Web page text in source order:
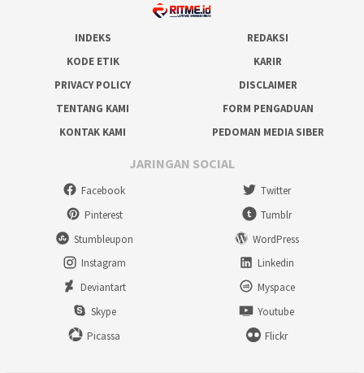
INDEKS
REDAKSI
KODE ETIK
KARIR
PRIVACY POLICY
DISCLAIMER
TENTANG KAMI
FORM PENGADUAN
KONTAK KAMI
PEDOMAN MEDIA SIBER
JARINGAN SOCIAL
Facebook
Twitter
Pinterest
Tumblr
Stumbleupon
WordPress
Instagram
Linkedin
Deviantart
Myspace
Skype
Youtube
Picassa
Flickr